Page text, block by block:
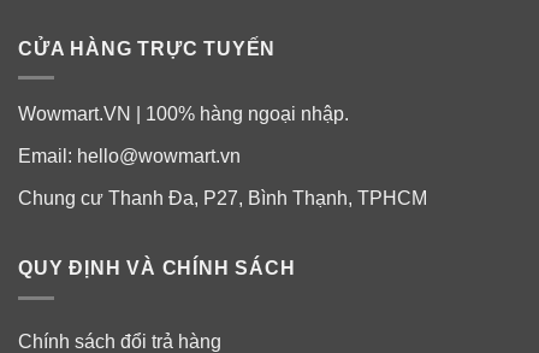
CỬA HÀNG TRỰC TUYẾN
Wowmart.VN | 100% hàng ngoại nhập.
Email: hello@wowmart.vn
Chung cư Thanh Đa, P27, Bình Thạnh, TPHCM
QUY ĐỊNH VÀ CHÍNH SÁCH
Chính sách đổi trả hàng